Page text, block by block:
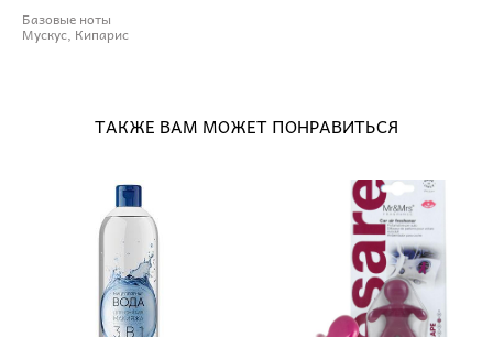
Базовые ноты
Мускус, Кипарис
ТАКЖЕ ВАМ МОЖЕТ ПОНРАВИТЬСЯ